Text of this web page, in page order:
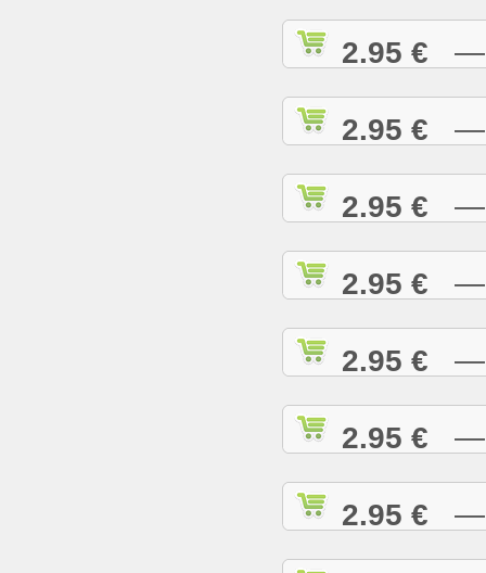
2.95 € —
2.95 € —
2.95 € —
2.95 € —
2.95 € —
2.95 € —
2.95 € —